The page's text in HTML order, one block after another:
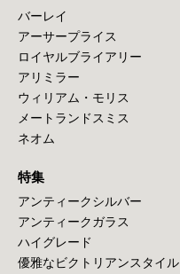
バーレイ
アーサープライス
ロイヤルブライアリー
アリミラー
ウィリアム・モリス
メートランドスミス
ネオム
特集
アンティークシルバー
アンティークガラス
ハイグレード
優雅なビクトリアンスタイル